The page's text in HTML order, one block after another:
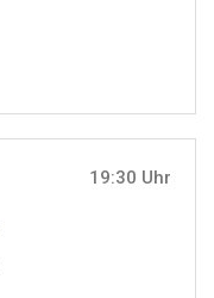
19:30 Uhr